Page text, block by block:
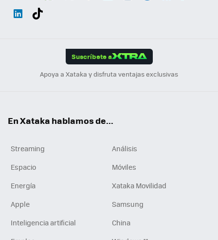
Suscríbete a
Apoya a Xataka y disfruta ventajas exclusivas
En Xataka hablamos de...
Streaming
Análisis
Espacio
Móviles
Energía
Xataka Movilidad
Apple
Samsung
Inteligencia artificial
China